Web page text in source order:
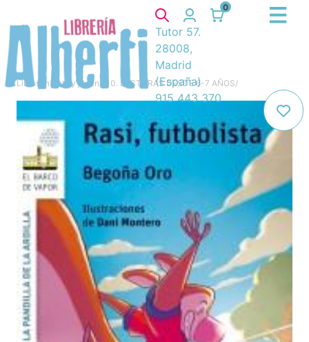
0
Tutor 57.
28008,
Madrid
(España)
915 443 370
Libros Infantil y juvenil 10. LECTURAS DESDE 6-7 AÑOS/